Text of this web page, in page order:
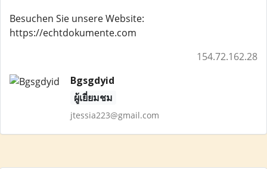
Besuchen Sie unsere Website:
https://echtdokumente.com
154.72.162.28
Bgsgdyid
ผู้เยี่ยมชม
jtessia223@gmail.com